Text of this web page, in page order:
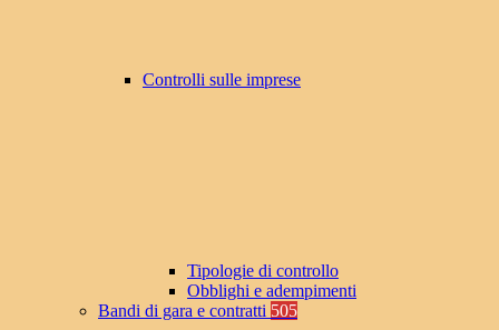
Controlli sulle imprese
Tipologie di controllo
Obblighi e adempimenti
Bandi di gara e contratti 505